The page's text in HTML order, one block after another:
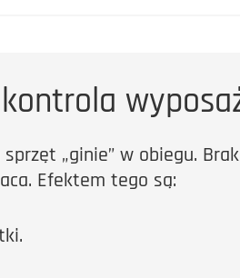
„ginie” w obiegu.
Efektem tego są: